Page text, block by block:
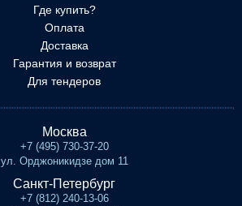
Где купить?
Оплата
Доставка
Гарантия и возврат
Для тендеров
Москва
+7 (495) 730-37-20
ул. Орджоникидзе дом 11
Санкт-Петербург
+7 (812) 240-13-06